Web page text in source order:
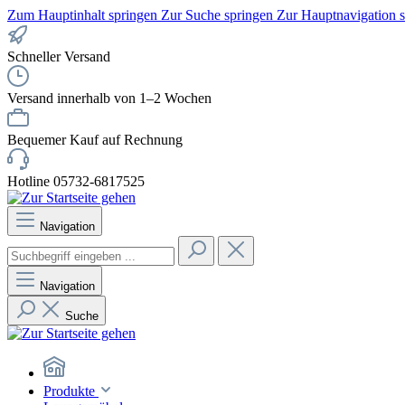
Zum Hauptinhalt springen Zur Suche springen Zur Hauptnavigation
Schneller Versand
Versand innerhalb von 1–2 Wochen
Bequemer Kauf auf Rechnung
Hotline 05732-6817525
Navigation
Navigation
Suche
Produkte